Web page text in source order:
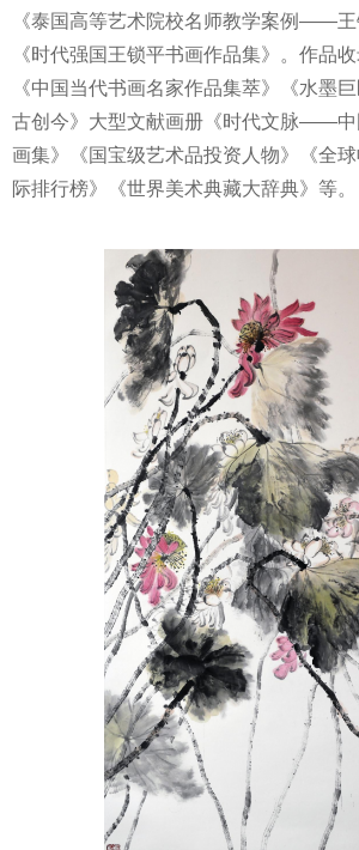
《泰国高等艺术院校名师教学案例——王
《时代强国王锁平书画作品集》。作品收
《中国当代书画名家作品集萃》《水墨
古创今》大型文献画册《时代文脉——中
画集》《国宝级艺术品投资人物》《全
际排行榜》《世界美术典藏大辞典》等。